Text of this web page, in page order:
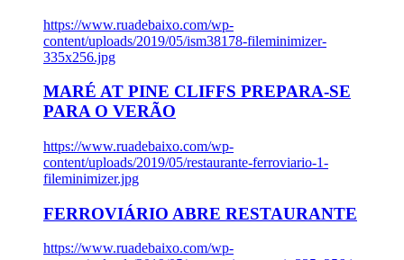
https://www.ruadebaixo.com/wp-
content/uploads/2019/05/ism38178-fileminimizer-
335x256.jpg
MARÉ AT PINE CLIFFS PREPARA-SE
PARA O VERÃO
https://www.ruadebaixo.com/wp-
content/uploads/2019/05/restaurante-ferroviario-1-
fileminimizer.jpg
FERROVIÁRIO ABRE RESTAURANTE
https://www.ruadebaixo.com/wp-